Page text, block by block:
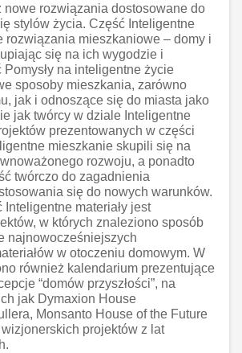
nowe rozwiązania dostosowane do
stylów życia. Część Inteligentne
rozwiązania mieszkaniowe – domy i
się na ich wygodzie i
Pomysły na inteligentne życie
sposoby mieszkania, zarówno
jak i odnoszące się do miasta jako
jak twórcy w dziale Inteligentne
prezentowanych w części
mieszkanie skupili się na
rozwoju, a ponadto
twórczo do zagadnienia
się do nowych warunków.
Inteligentne materiały jest
w których znaleziono sposób
najnowocześniejszych
w otoczeniu domowym. W
również kalendarium prezentujące
“domów przyszłości”, na
jak Dymaxion House
Monsanto House of the Future
projektów z lat